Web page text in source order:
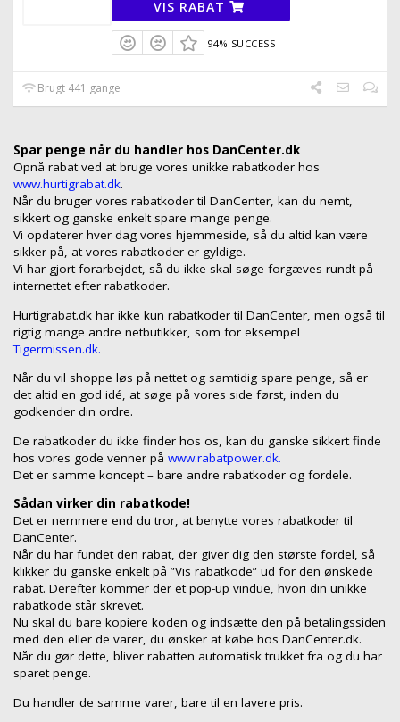
VIS RABAT
94% SUCCESS
Brugt 441 gange
Spar penge når du handler hos DanCenter.dk
Opnå rabat ved at bruge vores unikke rabatkoder hos
www.hurtigrabat.dk.
Når du bruger vores rabatkoder til DanCenter, kan du nemt,
sikkert og ganske enkelt spare mange penge.
Vi opdaterer hver dag vores hjemmeside, så du altid kan være
sikker på, at vores rabatkoder er gyldige.
Vi har gjort forarbejdet, så du ikke skal søge forgæves rundt på
internettet efter rabatkoder.
Hurtigrabat.dk har ikke kun rabatkoder til DanCenter, men også til
rigtig mange andre netbutikker, som for eksempel
Tigermissen.dk.
Når du vil shoppe løs på nettet og samtidig spare penge, så er
det altid en god idé, at søge på vores side først, inden du
godkender din ordre.
De rabatkoder du ikke finder hos os, kan du ganske sikkert finde
hos vores gode venner på www.rabatpower.dk.
Det er samme koncept – bare andre rabatkoder og fordele.
Sådan virker din rabatkode!
Det er nemmere end du tror, at benytte vores rabatkoder til
DanCenter.
Når du har fundet den rabat, der giver dig den største fordel, så
klikker du ganske enkelt på ”Vis rabatkode” ud for den ønskede
rabat. Derefter kommer der et pop-up vindue, hvori din unikke
rabatkode står skrevet.
Nu skal du bare kopiere koden og indsætte den på betalingssiden
med den eller de varer, du ønsker at købe hos DanCenter.dk.
Når du gør dette, bliver rabatten automatisk trukket fra og du har
sparet penge.
Du handler de samme varer, bare til en lavere pris.